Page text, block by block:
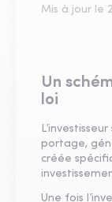
Mis à jour le
Un
loi
portage,
créée
Une fois